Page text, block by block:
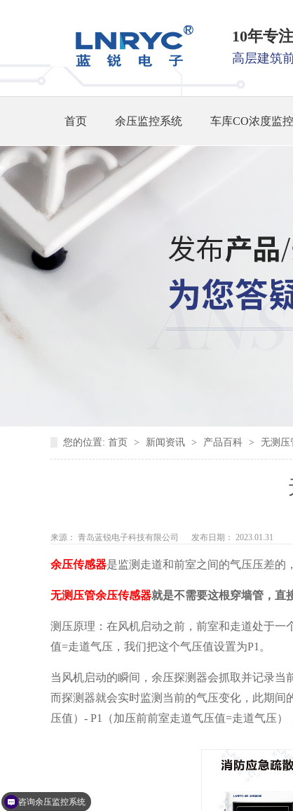
10年专
高层建筑
首页 余压监控系统 车库CO浓度监
您的位置: 首页 > 新闻资讯 > 产品百科 > 无测压
来源： 青岛蓝锐电子科技有限公司 发布日期： 2023.01.31
余压传感器是监测走道和前室之间的气压压差的
无测压管余压传感器就是不需要这根穿墙管，直
测压原理：在风机启动之前，前室和走道处于
值=走道气压，我们把这个气压值设置为P1。
当风机启动的瞬间，余压探测器会抓取并记录当
而探测器就会实时监测当前的气压变化，此期间
压值）- P1（加压前前室走道气压值=走道气压
咨询车库CO监控系统